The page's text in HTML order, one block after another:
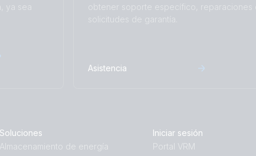
ya sea
obtener soporte específico, reparaciones o
solicitudes de garantía.
Asistencia
Soluciones
Almacenamiento de energía
Iniciar sesión
Portal VRM